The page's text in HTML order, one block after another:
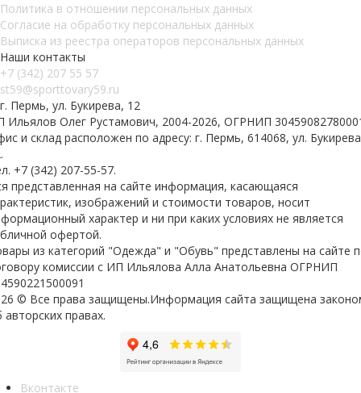
Политика в отношении персональных данных
Согласие на обработку персональных данных
Выписка из реестра операторов персональных данных
Наши контакты
+7 (342) 207 55 57
st59@sporttovary59.ru
г. Пермь, ул. Букирева, 12
Ильялов Олег Рустамович, 2004-2026, ОГРНИП
и склад расположен по адресу: г. Пермь, 614068, ул.
+7 (342) 207-55-57.
представленная на сайте информация, касающаяся
изображений и стоимости товаров, носит
характер и ни при каких условиях не является
офертой.
из категорий "Одежда" и "Обувь" представлены на сайте
комиссии с ИП Ильялова Алла Анатольевна ОГРНИП
© Все права защищены.Информация сайта защищена
авторских правах.
Вконтакте